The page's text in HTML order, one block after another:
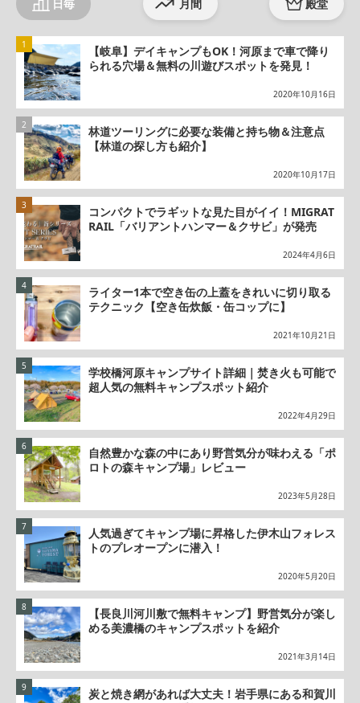
日毎 月間 殿堂
【岐阜】デイキャンプもOK！河原まで車で降り
られる穴場＆無料の川遊びスポットを発見！
2020年10月16日
林道ツーリングに必要な装備と持ち物＆注意点
【林道の探し方も紹介】
2020年10月17日
コンパクトでラギットな見た目がイイ！MIGRAT
RAIL「バリアントハンマー＆クサビ」が発売
2024年4月6日
ライター1本で空き缶の上蓋をきれいに切り取る
テクニック【空き缶炊飯・缶コップに】
2021年10月21日
学校橋河原キャンプサイト詳細｜焚き火も可能で
超人気の無料キャンプスポット紹介
2022年4月29日
自然豊かな森の中にあり野営気分が味わえる「ポ
ロトの森キャンプ場」レビュー
2023年5月28日
人気過ぎてキャンプ場に昇格した伊木山フォレス
トのプレオープンに潜入！
2020年5月20日
【長良川河川敷で無料キャンプ】野営気分が楽し
める美濃橋のキャンプスポットを紹介
2021年3月14日
炭と焼き網があれば大丈夫！岩手県にある和賀川